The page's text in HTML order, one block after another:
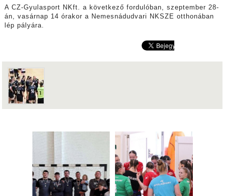
A CZ-Gyulasport NKft. a következő fordulóban, szeptember 28-
án, vasárnap 14 órakor a Nemesnádudvari NKSZE otthonában
lép pályára.